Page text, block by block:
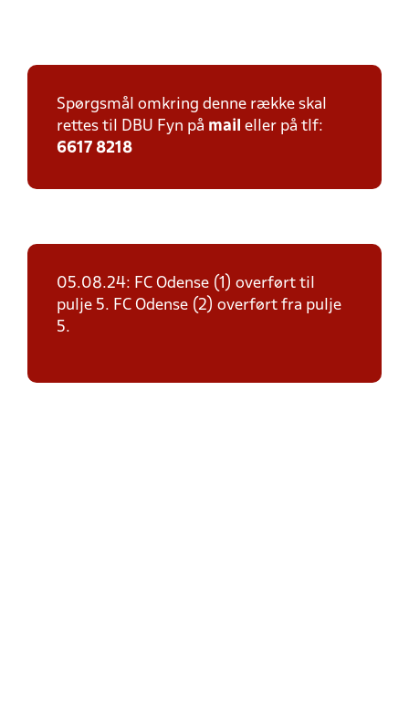
Spørgsmål omkring denne række skal
rettes til DBU Fyn på mail eller på tlf:
6617 8218
05.08.24: FC Odense (1) overført til
pulje 5. FC Odense (2) overført fra pulje
5.